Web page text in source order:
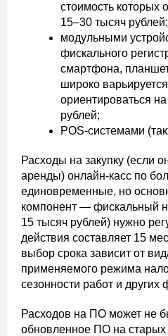
стоимость
15–30 тысяч рублей;
модульными
фискального
смартфона,
широко
ориентироваться
рублей;
POS-системами
Расходы на закупку (если
аренды) онлайн-касс по
единовременные, но
компонент — фискальный
15 тысяч рублей) нужно
действия составляет 15
выбор срока зависит от
применяемого режима
сезонности работ и других
Расходов на ПО может не
обновленное ПО на старых